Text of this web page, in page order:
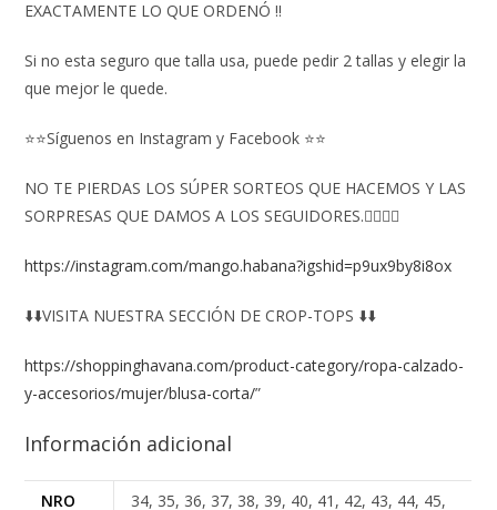
EXACTAMENTE LO QUE ORDENÓ ‼️
Si no esta seguro que talla usa, puede pedir 2 tallas y elegir la
que mejor le quede.
⭐⭐Síguenos en Instagram y Facebook ⭐⭐
NO TE PIERDAS LOS SÚPER SORTEOS QUE HACEMOS Y LAS
SORPRESAS QUE DAMOS A LOS SEGUIDORES.👇🏻👇🏻
https://instagram.com/mango.habana?igshid=p9ux9by8i8ox
⬇️⬇️VISITA NUESTRA SECCIÓN DE CROP-TOPS ⬇️⬇️
https://shoppinghavana.com/product-category/ropa-calzado-
y-accesorios/mujer/blusa-corta/”
Información adicional
NRO 34, 35, 36, 37, 38, 39, 40, 41, 42, 43, 44, 45,